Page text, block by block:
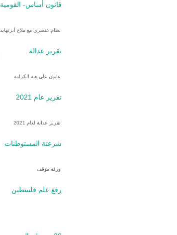
قانون أساس- القومية
نظام عنصري مع ملاح أبرتهايد
تقرير عدالة
عامان على هبة الكرامة
تقرير عام 2021
تقرير عدالة لعام 2021
شرعنة المستوطنات
ورقة موقف
رفع علم فلسطين